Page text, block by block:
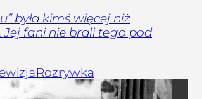
była kimś więcej niż
Jej fani nie brali tego pod
Rozrywka